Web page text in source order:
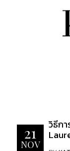
21
NOV
วิธีก